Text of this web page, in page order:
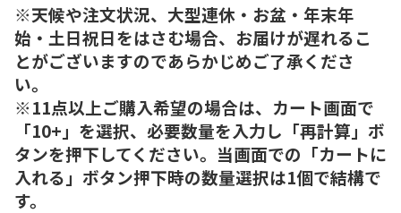
※天候や注文状況、大型連休・お盆・年末年
始・土日祝日をはさむ場合、お届けが遅れるこ
とがございますのであらかじめご了承くださ
い。
※11点以上ご購入希望の場合は、カート画面で
「10+」を選択、必要数量を入力し「再計算」ボ
タンを押下してください。当画面での「カートに
入れる」ボタン押下時の数量選択は1個で結構で
す。